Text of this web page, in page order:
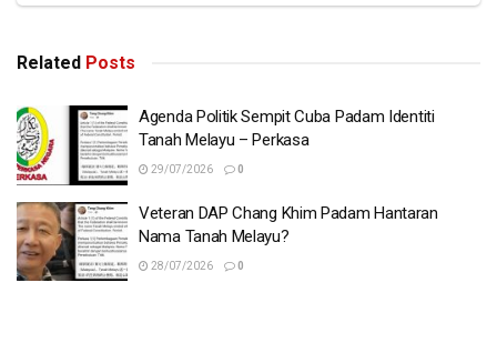
Related Posts
Agenda Politik Sempit Cuba Padam Identiti
Tanah Melayu – Perkasa
29/07/2026 0
Veteran DAP Chang Khim Padam Hantaran
Nama Tanah Melayu?
28/07/2026 0